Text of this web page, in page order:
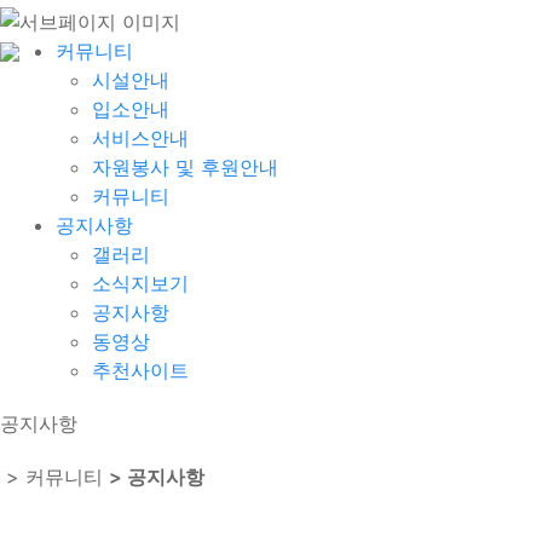
커뮤니티
시설안내
입소안내
서비스안내
자원봉사 및 후원안내
커뮤니티
공지사항
갤러리
소식지보기
공지사항
동영상
추천사이트
공지사항
> 커뮤니티 > 공지사항